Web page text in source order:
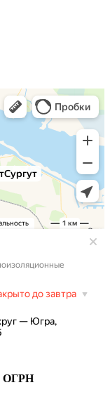
ОГРН